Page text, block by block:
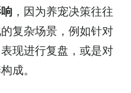
，因为养宠决策往往
复杂场景，例如针对
现进行复盘，或是对
成。